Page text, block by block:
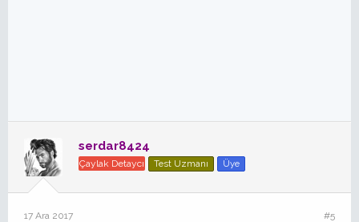
serdar8424
Çaylak Detaycı Test Uzmanı Üye
17 Ara 2017 #5